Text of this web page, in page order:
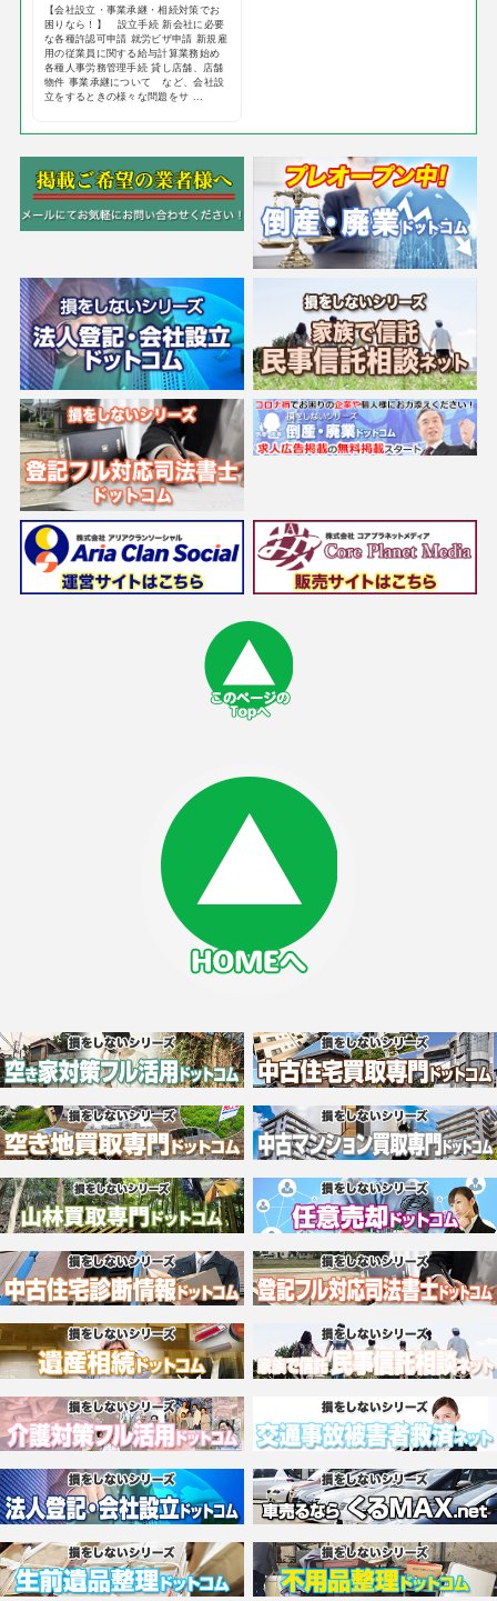
【会社設立・事業承継・相続対策でお
困りなら！】 設立手続 新会社に必要
な各種許認可申請 就労ビザ申請 新規雇
用の従業員に関する給与計算業務始め
各種人事労務管理手続 貸し店舗、店舗
物件 事業承継について など、会社設
立をするときの様々な問題をサ ...